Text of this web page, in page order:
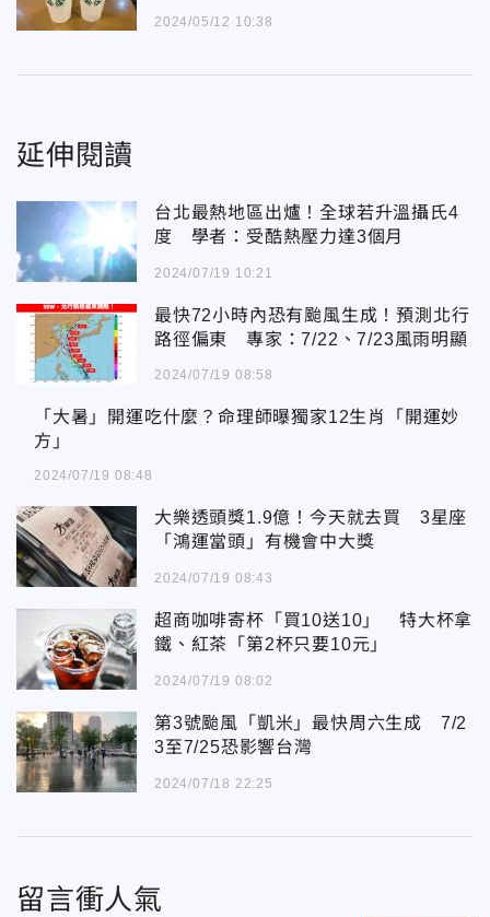
2024/05/12 10:38
延伸閱讀
台北最熱地區出爐！全球若升溫攝氏4
度 學者：受酷熱壓力達3個月
2024/07/19 10:21
最快72小時內恐有颱風生成！預測北行
路徑偏東 專家：7/22、7/23風雨明顯
2024/07/19 08:58
「大暑」開運吃什麼？命理師曝獨家12生肖「開運妙
方」
2024/07/19 08:48
大樂透頭獎1.9億！今天就去買 3星座
「鴻運當頭」有機會中大獎
2024/07/19 08:43
超商咖啡寄杯「買10送10」 特大杯拿
鐵、紅茶「第2杯只要10元」
2024/07/19 08:02
第3號颱風「凱米」最快周六生成 7/2
3至7/25恐影響台灣
2024/07/18 22:25
留言衝人氣